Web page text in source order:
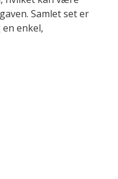
Samlet set er
enkel,